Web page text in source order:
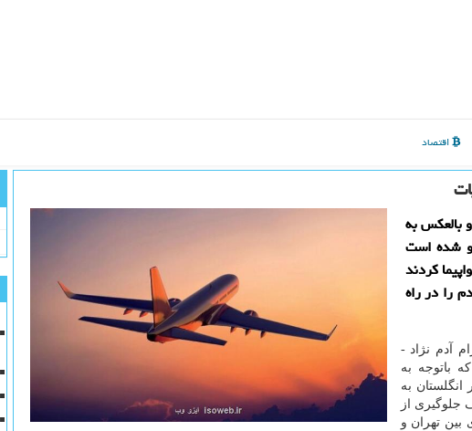
اقتصاد
بالعکس به
شده است
کردند
را در راه
آدم نژاد -
باتوجه به
آمده جدید در مبتلاشدن به بیماری کوید ۱۹ در انگلستان به
جلوگیری از
تهران و